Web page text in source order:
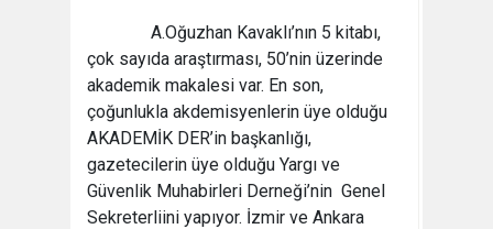
A.Oğuzhan Kavaklı’nın 5 kitabı,
çok sayıda araştırması, 50’nin üzerinde
akademik makalesi var. En son,
çoğunlukla akdemisyenlerin üye olduğu
AKADEMİK DER’in başkanlığı,
gazetecilerin üye olduğu Yargı ve
Güvenlik Muhabirleri Derneği’nin Genel
Sekreterliini yapıyor. İzmir ve Ankara